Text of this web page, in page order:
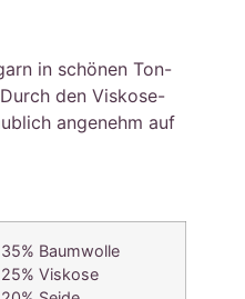
in schönen Ton-
den Viskose-
angenehm auf
35% Baumwolle
25% Viskose